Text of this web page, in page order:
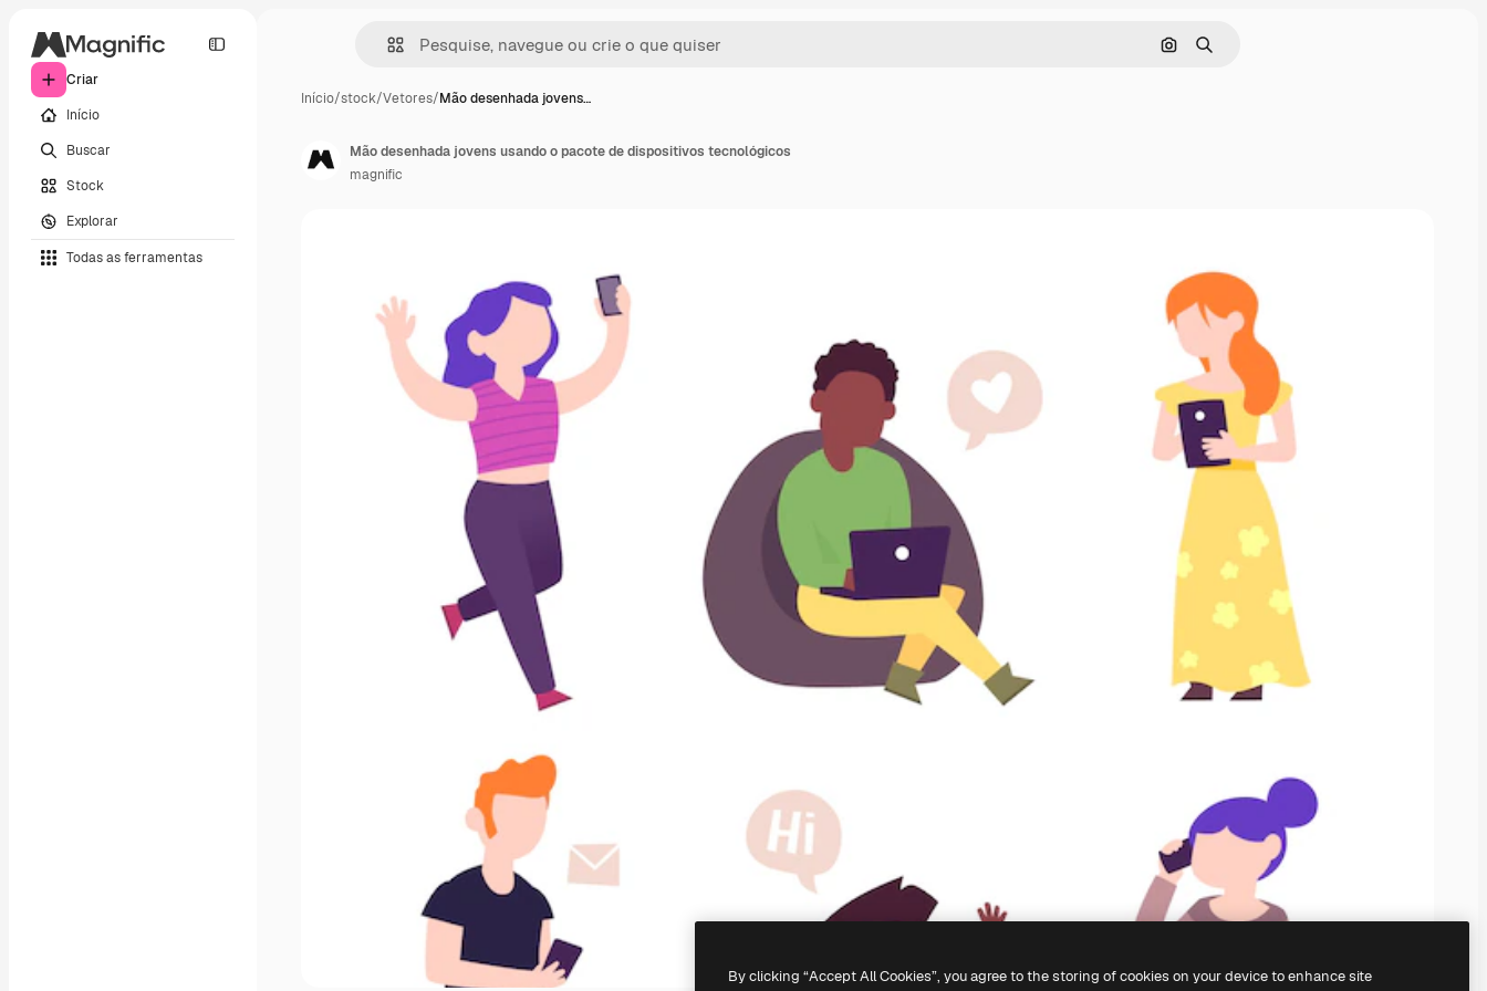
Criar
Início
Buscar
Stock
Explorar
Todas as ferramentas
Pesquisar por imagem
Buscar
Início/stock/Vetores/Mão desenhada jovens…
Mão desenhada jovens usando o pacote de dispositivos tecnológicos
magnific
By clicking “Accept All Cookies”, you agree to the storing of cookies on your device to enhance site